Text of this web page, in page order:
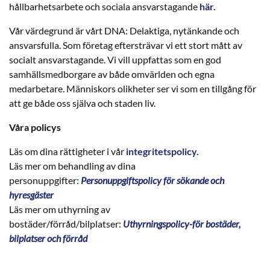
hållbarhetsarbete och sociala ansvarstagande här.
Vår värdegrund är vårt DNA: Delaktiga, nytänkande och
ansvarsfulla. Som företag eftersträvar vi ett stort mått av
socialt ansvarstagande. Vi vill uppfattas som en god
samhällsmedborgare av både omvärlden och egna
medarbetare. Människors olikheter ser vi som en tillgång för
att ge både oss själva och staden liv.
Våra policys
Läs om dina rättigheter i vår integritetspolicy.
Läs mer om behandling av dina
personuppgifter: Personuppgiftspolicy för sökande och
hyresgäster
Läs mer om uthyrning av
bostäder/förråd/bilplatser: Uthyrningspolicy-för bostäder,
bilplatser och förråd